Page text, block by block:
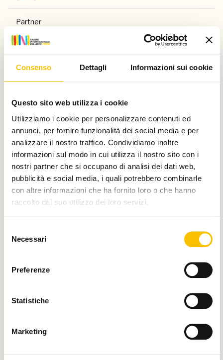
Consenso Dettagli Informazioni sui cookie
Questo sito web utilizza i cookie
Utilizziamo i cookie per personalizzare contenuti ed
annunci, per fornire funzionalità dei social media e per
analizzare il nostro traffico. Condividiamo inoltre
informazioni sul modo in cui utilizza il nostro sito con i
nostri partner che si occupano di analisi dei dati web,
pubblicità e social media, i quali potrebbero combinarle
con altre informazioni che ha fornito loro o che hanno
raccolto dal suo utilizzo dei loro servizi.
delNecessari
Preferenze
Statistiche
Marketing
Partner
Con il contributo di
Charity partner
Paese ospite d'onore